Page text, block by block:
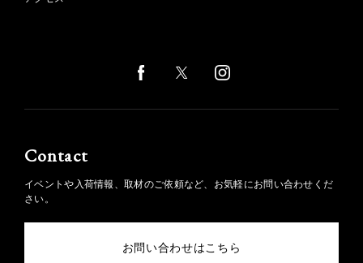
Contact
イベントや入荷情報、取材のご依頼など、お気軽にお問い合わせくだ
さい。
お問い合わせはこちら